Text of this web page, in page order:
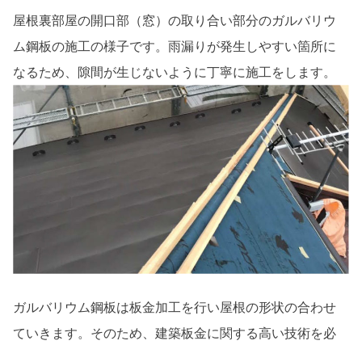
屋根裏部屋の開口部（窓）の取り合い部分のガルバリウ
ム鋼板の施工の様子です。雨漏りが発生しやすい箇所に
なるため、隙間が生じないように丁寧に施工をします。
ガルバリウム鋼板は板金加工を行い屋根の形状の合わせ
ていきます。そのため、建築板金に関する高い技術を必